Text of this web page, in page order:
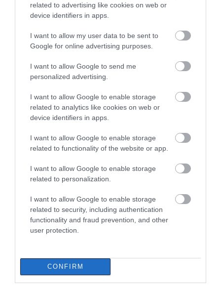
related to advertising like cookies on web or
device identifiers in apps.
I want to allow my user data to be sent to
Google for online advertising purposes.
I want to allow Google to send me
personalized advertising.
I want to allow Google to enable storage
related to analytics like cookies on web or
device identifiers in apps.
I want to allow Google to enable storage
related to functionality of the website or app.
I want to allow Google to enable storage
related to personalization.
I want to allow Google to enable storage
related to security, including authentication
functionality and fraud prevention, and other
user protection.
CONFIRM
Τραγωδία στην Εύβοια: Άνδρας
του από τη θάλασσα
07.08.2026 | 20:57
Ανακοινώθηκαν νέες προσλήψεις
σε δήμο της Εύβοιας: Δείτε εδώ
Ποιοι και γιατί θα πάρουν
07.08.2026 | 20:20
Δείτε τι έκανε Δήμος της Εύβοιας
για τις φωτιές
Μητέρα και γιος οι νεκροί από τη
σύγκρουση αυτοκινήτου με
Ράγισαν καρδιές στην Εύβοια: Το
τελευταίο «αντίο» στον 36χρονο
Όλες οι τελευταίες ειδήσεις
ΠΕΡΙΣΣΟΤΕΡΑ ΑΠΟ ΕΙΔΗΣΕΙΣ ΕΥΒΟΙΑ
πέντε χρόνια μετά τη
μεγάλη καταστροφή
του 2021
θύμα διαδικτυακής
παρέλαβε